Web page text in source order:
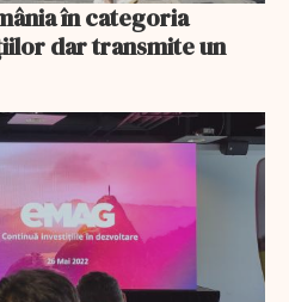
în categoria
dar transmite un